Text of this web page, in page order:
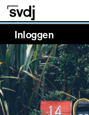
Naar hoofdinhoud
Inloggen
NaN%